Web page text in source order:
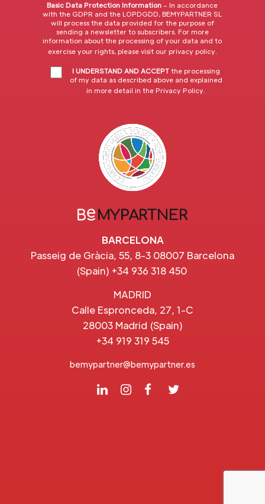
Basic Data Protection Information – In accordance
with the GDPR and the LOPDGDD, BEMYPARTNER SL
will process the data provided for the purpose of
sending a newsletter to subscribers. For more
information about the processing of your data and to
exercise your rights, please visit our privacy policy
I UNDERSTAND AND ACCEPT the processing
of my data as described above and explained
in more detail in the Privacy Policy
BARCELONA
Passeig de Gràcia, 55, 8-3 08007 Barcelona
(Spain) +34 936 318 450
MADRID
Calle Espronceda, 27, 1-C
28003 Madrid (Spain)
+34 919 319 545
bemypartner@bemypartner.es